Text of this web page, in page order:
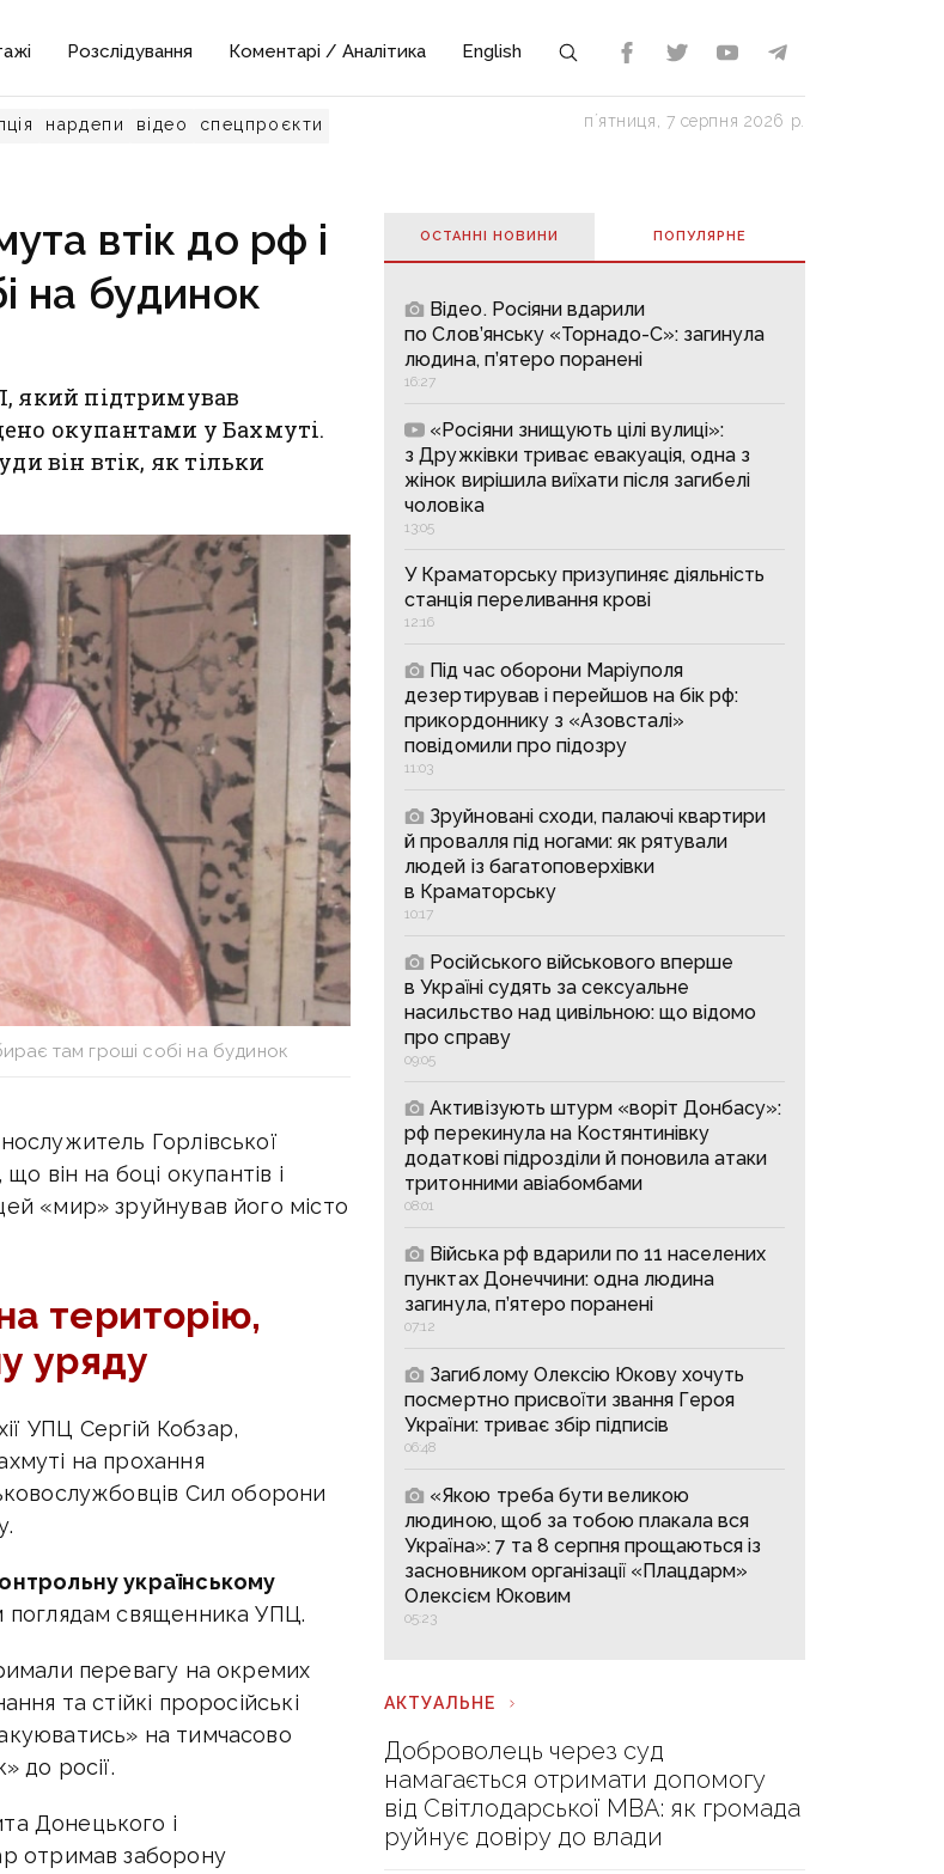
Розслідування Коментарі / Аналітика English
нардепи відео спецпроєкти пʼятниця, 7 серпня 2026 р.
втік до рф і
на будинок
який підтримував
окупантами у Бахмуті.
він втік, як тільки
там гроші собі на будинок
Горлівської
він на боці окупантів і
«мир» зруйнував його місто
територію,
уряду
УПЦ Сергій Кобзар,
на прохання
Сил оборони
українському
поглядам священника УПЦ.
перевагу на окремих
та стійкі проросійські
на тимчасово
до росії.
Донецького і
отримав заборону
ОСТАННІ НОВИНИ ПОПУЛЯРНE
Відео. Росіяни вдарили
по Слов’янську «Торнадо-С»: загинула
людина, п’ятеро поранені
16:27
«Росіяни знищують цілі вулиці»:
з Дружківки триває евакуація, одна з
жінок вирішила виїхати після загибелі
чоловіка
13:05
У Краматорську призупиняє діяльність
станція переливання крові
12:16
Під час оборони Маріуполя
дезертирував і перейшов на бік рф:
прикордоннику з «Азовсталі»
повідомили про підозру
11:03
Зруйновані сходи, палаючі квартири
й провалля під ногами: як рятували
людей із багатоповерхівки
в Краматорську
10:17
Російського військового вперше
в Україні судять за сексуальне
насильство над цивільною: що відомо
про справу
09:05
Активізують штурм «воріт Донбасу»:
рф перекинула на Костянтинівку
додаткові підрозділи й поновила атаки
тритонними авіабомбами
08:01
Війська рф вдарили по 11 населених
пунктах Донеччини: одна людина
загинула, п’ятеро поранені
07:12
Загиблому Олексію Юкову хочуть
посмертно присвоїти звання Героя
України: триває збір підписів
06:48
«Якою треба бути великою
людиною, щоб за тобою плакала вся
Україна»: 7 та 8 серпня прощаються із
засновником організації «Плацдарм»
Олексієм Юковим
05:23
АКТУАЛЬНЕ
Доброволець через суд
намагається отримати допомогу
від Світлодарської МВА: як громада
руйнує довіру до влади